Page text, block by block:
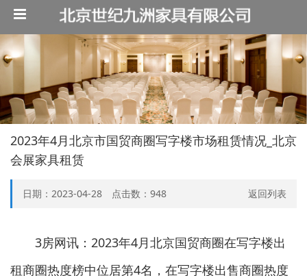
2023年4月北京市国贸商圈写字楼市场租赁情况_北京
会展家具租赁
日期：2023-04-28 点击数： 948 返回列表
3房网讯：2023年4月北京国贸商圈在写字楼出
租商圈热度榜中位居第4名，在写字楼出售商圈热度